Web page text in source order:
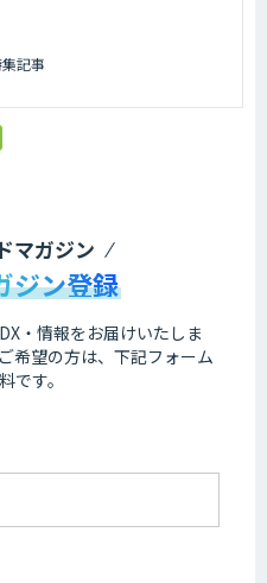
記事
マガジン
ジン登録
・情報をお届けいたしま
希望の方は、下記フォーム
です。